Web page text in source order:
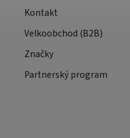
Kontakt
Velkoobchod (B2B)
Značky
Partnerský program